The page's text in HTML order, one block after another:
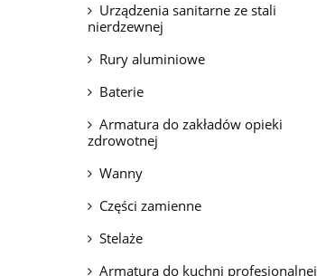
Urządzenia sanitarne ze stali
nierdzewnej
Rury aluminiowe
Baterie
Armatura do zakładów opieki
zdrowotnej
Wanny
Części zamienne
Stelaże
Armatura do kuchni profesjonalnej